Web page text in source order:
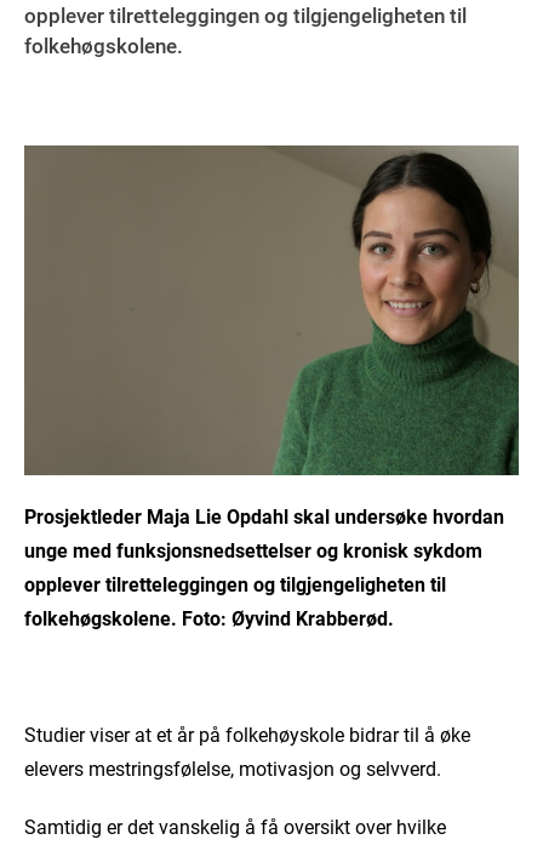
opplever tilretteleggingen og tilgjengeligheten til
folkehøgskolene.
Prosjektleder Maja Lie Opdahl skal undersøke hvordan
unge med funksjonsnedsettelser og kronisk sykdom
opplever tilretteleggingen og tilgjengeligheten til
folkehøgskolene. Foto: Øyvind Krabberød.
Studier viser at et år på folkehøyskole bidrar til å øke
elevers mestringsfølelse, motivasjon og selvverd.
Samtidig er det vanskelig å få oversikt over hvilke